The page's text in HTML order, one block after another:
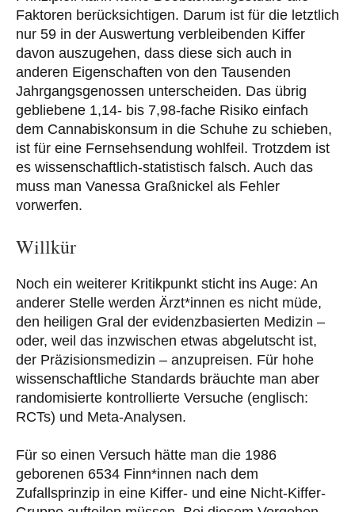
Faktoren berücksichtigen. Darum ist für die letztlich
nur 59 in der Auswertung verbleibenden Kiffer
davon auszugehen, dass diese sich auch in
anderen Eigenschaften von den Tausenden
Jahrgangsgenossen unterscheiden. Das übrig
gebliebene 1,14- bis 7,98-fache Risiko einfach
dem Cannabiskonsum in die Schuhe zu schieben,
ist für eine Fernsehsendung wohlfeil. Trotzdem ist
es wissenschaftlich-statistisch falsch. Auch das
muss man Vanessa Graßnickel als Fehler
vorwerfen.
Willkür
Noch ein weiterer Kritikpunkt sticht ins Auge: An
anderer Stelle werden Ärzt*innen es nicht müde,
den heiligen Gral der evidenzbasierten Medizin –
oder, weil das inzwischen etwas abgelutscht ist,
der Präzisionsmedizin – anzupreisen. Für hohe
wissenschaftliche Standards bräuchte man aber
randomisierte kontrollierte Versuche (englisch:
RCTs) und Meta-Analysen.
Für so einen Versuch hätte man die 1986
geborenen 6534 Finn*innen nach dem
Zufallsprinzip in eine Kiffer- und eine Nicht-Kiffer-